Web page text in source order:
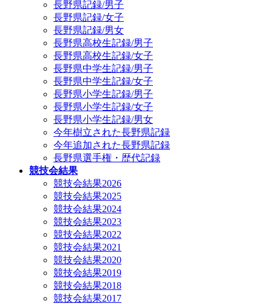
長野県記録/男子
長野県記録/女子
長野県記録/男女
長野県高校生記録/男子
長野県高校生記録/女子
長野県中学生記録/男子
長野県中学生記録/女子
長野県小学生記録/男子
長野県小学生記録/女子
長野県小学生記録/男女
今年樹立された長野県記録
今年追加された長野県記録
長野県選手権・歴代記録
競技会結果
競技会結果2026
競技会結果2025
競技会結果2024
競技会結果2023
競技会結果2022
競技会結果2021
競技会結果2020
競技会結果2019
競技会結果2018
競技会結果2017